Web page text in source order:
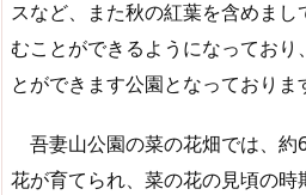
スなど、また秋の紅葉を含めま
むことができるようになっており
とができます公園となっておりま
吾妻山公園の菜の花畑では、約
花が育てられ、菜の花の見頃の